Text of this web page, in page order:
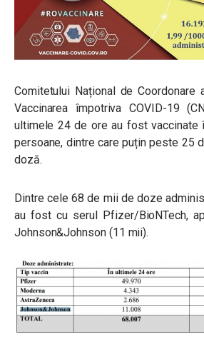
Comitetului Național de Coordonare
Vaccinarea împotriva COVID-19
ultimele 24 de ore au fost
persoane, dintre care puțin peste 25
doză.
Dintre cele 68 de mii de doze
au fost cu serul Pfizer/BioNTech,
Johnson&Johnson (11 mii).